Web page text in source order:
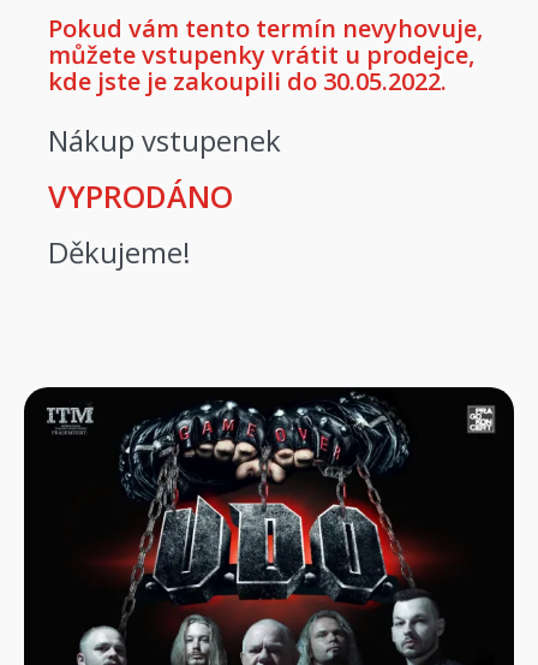
Pokud vám tento termín nevyhovuje,
můžete vstupenky vrátit u prodejce,
kde jste je zakoupili do 30.05.2022.
Nákup vstupenek
VYPRODÁNO
Děkujeme!